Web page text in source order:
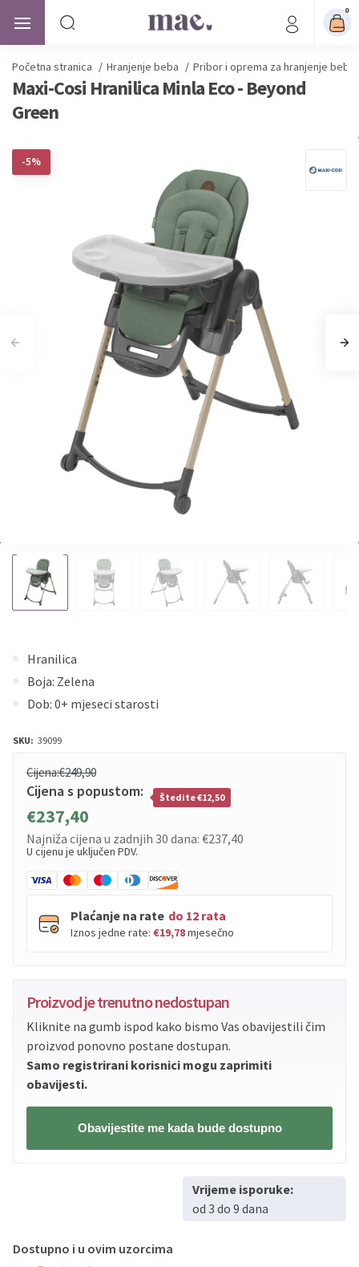
0
Početna stranica / Hranjenje beba / Pribor i oprema za hranjenje beba
Maxi-Cosi Hranilica Minla Eco - Beyond
Green
-5%
Hranilica
Boja: Zelena
Dob: 0+ mjeseci starosti
SKU: 39099
Cijena:€249,90
Cijena s popustom:
€237,40
Štedite €12,50
Najniža cijena u zadnjih 30 dana: €237,40
U cijenu je uključen PDV.
Plaćanje na rate do 12 rata
Iznos jedne rate: €19,78mjesečno
Visa Premium
Erste
Diners do12rata
Maestro do
Erste
Sve banke Visa
Jednokratno
Jednokratno
Proizvod je trenutno nedostupan
Kliknite na gumb ispod kako bismo Vas obavijestili čim
proizvod ponovno postane dostupan.
Samo registrirani korisnici mogu zaprimiti
obavijesti.
Obavijestite me kada bude dostupno
Vrijeme isporuke:
od 3 do 9 dana
Dostupno i u ovim uzorcima